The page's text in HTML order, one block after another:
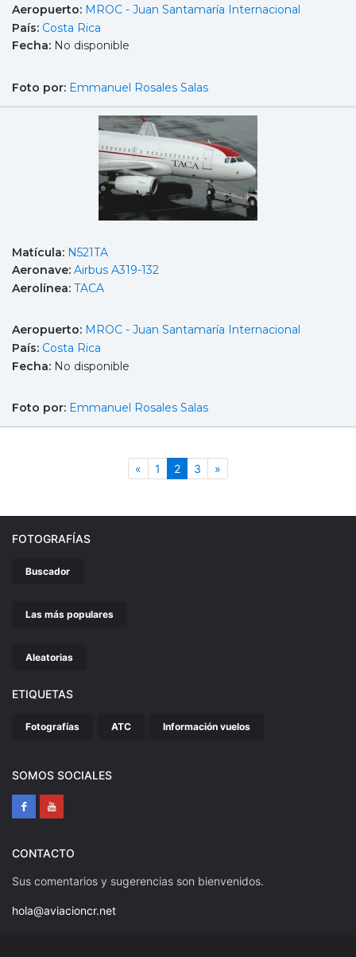
Aeropuerto: MROC - Juan Santamaría Internacional
País: Costa Rica
Fecha: No disponible
Foto por: Emmanuel Rosales Salas
Matícula: N521TA
Aeronave: Airbus A319-132
Aerolínea: TACA
Aeropuerto: MROC - Juan Santamaría Internacional
País: Costa Rica
Fecha: No disponible
Foto por: Emmanuel Rosales Salas
« Anterior
1 2(actual)
3 »
FOTOGRAFÍAS
Buscador
Las más populares
Aleatorias
ETIQUETAS
Fotografías ATC Información vuelos
SOMOS SOCIALES
CONTACTO
Sus comentarios y sugerencias son bienvenidos.
hola@aviacioncr.net